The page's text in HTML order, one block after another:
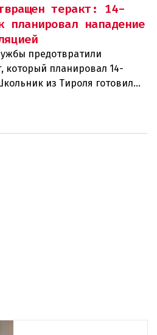
теракт: 14-
планировал нападение
предотвратили
который планировал 14-
из Тироля готовил
учреждения и
свои действи